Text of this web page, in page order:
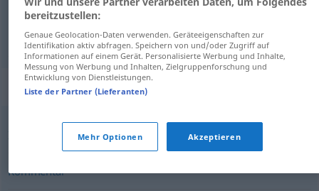
موضع‌گیری [mouze'-giri] Stellungnahme
موقف[mowqef] AFG Stellungnahme
Synonyme für "Stellungnahme"
Mitteilung,Notiz,Nachricht Meldung
Kommentar
bereitzustellen:
Genaue Geolocation-Daten verwenden. Geräteeigenschaften zur
Identifikation aktiv abfragen. Speichern von und/oder Zugriff auf
Informationen auf einem Gerät. Personalisierte Werbung und Inhalte,
Messung von Werbung und Inhalten, Zielgruppenforschung und
Entwicklung von Dienstleistungen.
Liste der Partner (Lieferanten)
Mehr Optionen Akzeptieren